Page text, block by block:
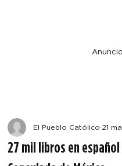
Anuncio
27 mil libros en
El Pueblo Católico 21